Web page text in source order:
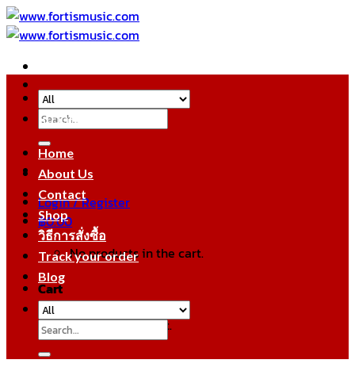
Skip
to
Search
for:
Login / Register
฿0.00
No products in the cart.
Cart
No products in the cart.
หมวดหมู่สินค้า
Home
About Us
Contact
Shop
วิธีการสั่งซื้อ
Track your order
Blog
Search
for: